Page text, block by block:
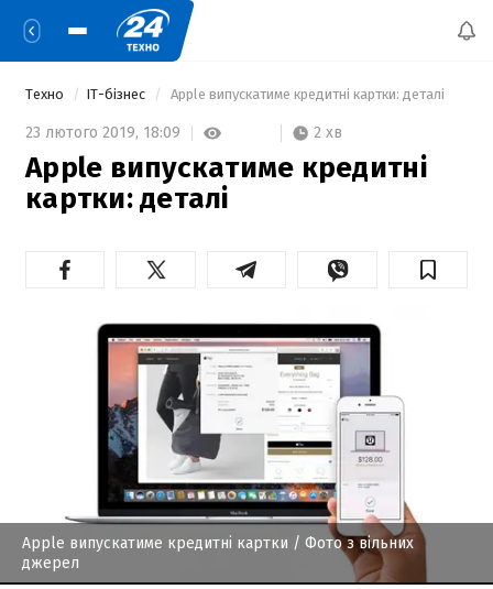
Техно IT-бізнес Apple випускатиме кредитні картки: деталі
23 лютого 2019, 18:09 2 хв
Apple випускатиме кредитні
картки: деталі
Apple випускатиме кредитні картки / Фото з вільних
джерел